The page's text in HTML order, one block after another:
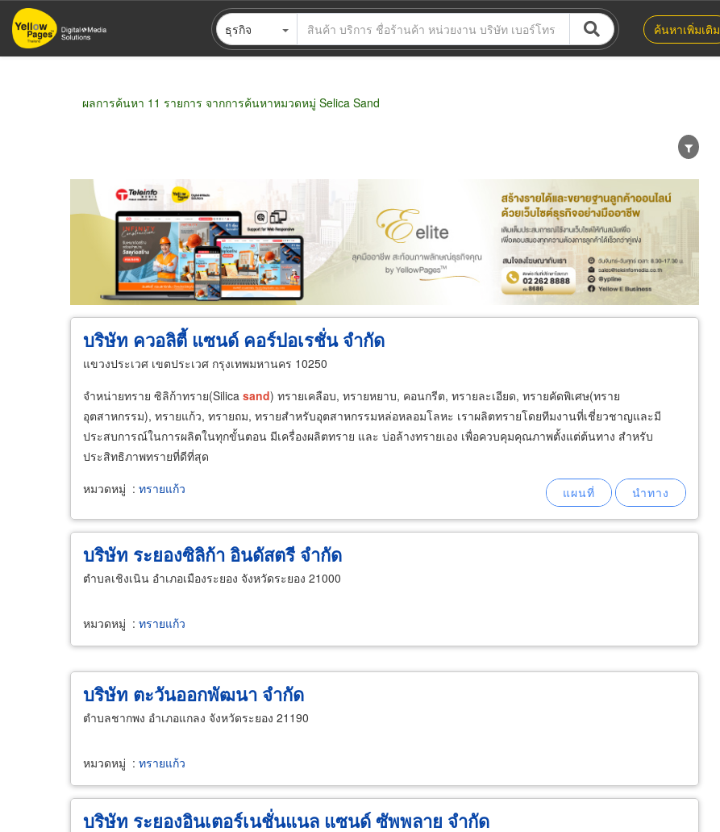
ข้าม
ไป
ธุรกิจ ค้นหาเพิ่มเติม
ผลการค้นหา 11 รายการ จากการค้นหาหมวดหมู่ Selica Sand
ขายส่ง ขายปลีก ผู้ผลิต ตัวแทนจัดจำหน่าย ผู้ส่งออก/นำเข้า ธุรกิจบริการ
บริษัท ควอลิตี้ แซนด์ คอร์ปอเรชั่น จำกัด
แขวงประเวศ เขตประเวศ กรุงเทพมหานคร 10250
จำหน่ายทราย ซิลิก้าทราย(Silica sand) ทรายเคลือบ, ทรายหยาบ, คอนกรีต, ทรายละเอียด, ทรายคัดพิเศษ(ทราย
อุตสาหกรรม), ทรายแก้ว, ทรายถม, ทรายสำหรับอุตสาหกรรมหล่อหลอมโลหะ เราผลิตทรายโดยทีมงานที่เชี่ยวชาญและมี
ประสบการณ์ในการผลิตในทุกขั้นตอน มีเครื่องผลิตทราย และ บ่อล้างทรายเอง เพื่อควบคุมคุณภาพตั้งแต่ต้นทาง สำหรับ
ประสิทธิภาพทรายที่ดีที่สุด
หมวดหมู่ : ทรายแก้ว
บริษัท ระยองซิลิก้า อินดัสตรี จำกัด
ตำบลเชิงเนิน อำเภอเมืองระยอง จังหวัดระยอง 21000
หมวดหมู่ : ทรายแก้ว
บริษัท ตะวันออกพัฒนา จำกัด
ตำบลชากพง อำเภอแกลง จังหวัดระยอง 21190
หมวดหมู่ : ทรายแก้ว
บริษัท ระยองอินเตอร์เนชั่นแนล แซนด์ ซัพพลาย จำกัด